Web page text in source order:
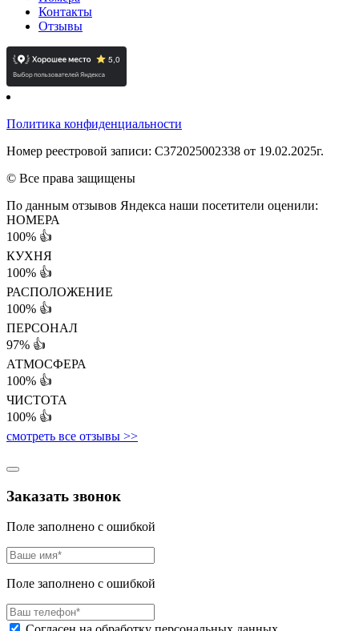
Контакты
Отзывы
Политика конфиденциальности
Номер реестровой записи: С372025002338 от 19.02.2025г.
© Все права защищены
По данным отзывов Яндекса наши посетители оценили:
НОМЕРА
100% 👍
КУХНЯ
100% 👍
РАСПОЛОЖЕНИЕ
100% 👍
ПЕРСОНАЛ
97% 👍
АТМОСФЕРА
100% 👍
ЧИСТОТА
100% 👍
смотреть все отзывы >>
Заказать звонок
Поле заполнено с ошибкой
Поле заполнено с ошибкой